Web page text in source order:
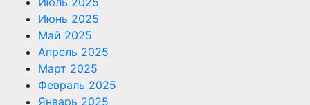
Июнь 2025
Май 2025
Апрель 2025
Март 2025
Февраль 2025
Январь 2025